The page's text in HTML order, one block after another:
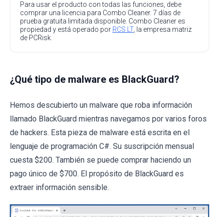
Para usar el producto con todas las funciones, debe
comprar una licencia para Combo Cleaner. 7 días de
prueba gratuita limitada disponible. Combo Cleaner es
propiedad y está operado por RCS LT, la empresa matriz
de PCRisk.
¿Qué tipo de malware es BlackGuard?
Hemos descubierto un malware que roba información
llamado BlackGuard mientras navegamos por varios foros
de hackers. Esta pieza de malware está escrita en el
lenguaje de programación C#. Su suscripción mensual
cuesta $200. También se puede comprar haciendo un
pago único de $700. El propósito de BlackGuard es
extraer información sensible.